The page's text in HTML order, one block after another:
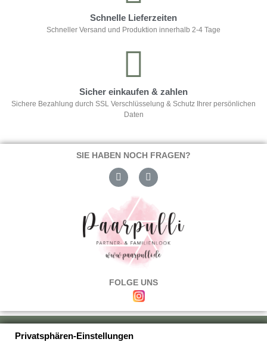
Schnelle Lieferzeiten
Schneller Versand und Produktion innerhalb 2-4 Tage
Sicher einkaufen & zahlen
Sichere Bezahlung durch SSL Verschlüsselung & Schutz Ihrer persönlichen
Daten
SIE HABEN NOCH FRAGEN?
FOLGE UNS
Über uns|Versand & Zahlung|Umtausch & Rückgabe
Privatsphären-Einstellungen